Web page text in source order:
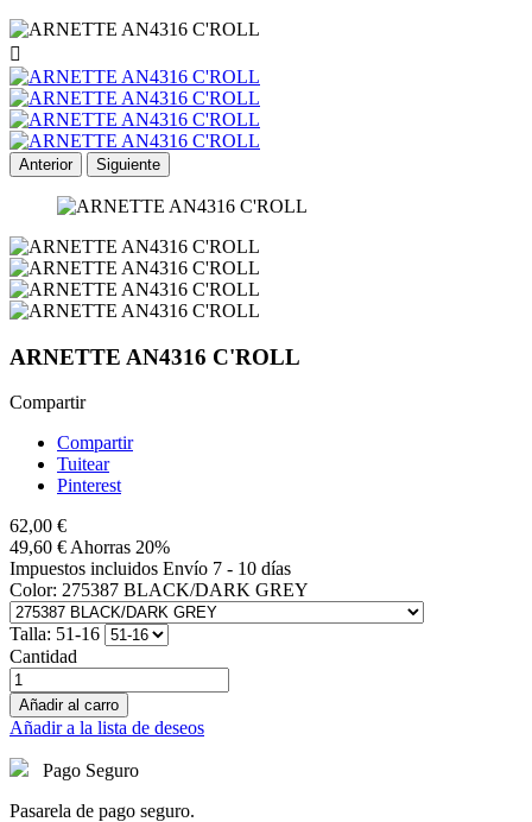

Anterior Siguiente
ARNETTE AN4316 C'ROLL
Compartir
Compartir
Tuitear
Pinterest
62,00 €
49,60 €Ahorras 20%
Impuestos incluidos Envío 7 - 10 días
Color: 275387 BLACK/DARK GREY
Talla: 51-16
Cantidad
Añadir al carro
Añadir a la lista de deseos
Pago Seguro
Pasarela de pago seguro.